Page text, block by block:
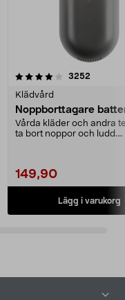
3252
Klädvård
Noppborttagare
Vårda kläder och andra
ta bort noppor och ludd.
149,90
Lägg i varukorg
4.5av 5 stjärnor